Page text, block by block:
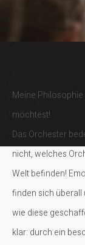
Meine
möchtest!
Das Orchester
nicht, welches
Welt befinden!
finden sich überall
wie diese
klar: durch ein